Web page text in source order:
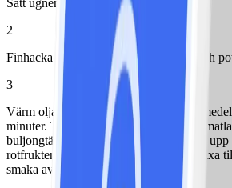
2
Finhacka lök och dela jordärtskockor och
3
Värm olja i en gryta och stek löken på
minuter. Tillsätt jordärtskockor, potatis,
buljongtärningar och gräddmjölk. Koka upp
rotfrukterna är mjuka, ca 15 minuter. Mixa
smaka av med peppar.